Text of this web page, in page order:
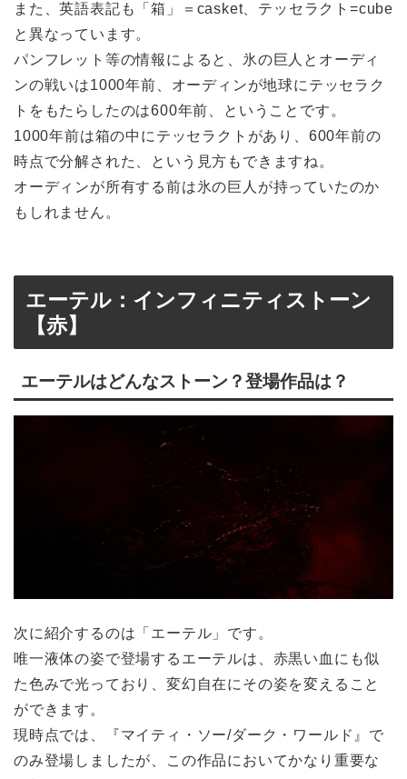
また、英語表記も「箱」＝casket、テッセラクト=cube
と異なっています。
パンフレット等の情報によると、氷の巨人とオーディ
ンの戦いは1000年前、オーディンが地球にテッセラク
トをもたらしたのは600年前、ということです。
1000年前は箱の中にテッセラクトがあり、600年前の
時点で分解された、という見方もできますね。
オーディンが所有する前は氷の巨人が持っていたのか
もしれません。
エーテル：インフィニティストーン
【赤】
エーテルはどんなストーン？登場作品は？
次に紹介するのは「エーテル」です。
唯一液体の姿で登場するエーテルは、赤黒い血にも似
た色みで光っており、変幻自在にその姿を変えること
ができます。
現時点では、『マイティ・ソー/ダーク・ワールド』で
のみ登場しましたが、この作品においてかなり重要な